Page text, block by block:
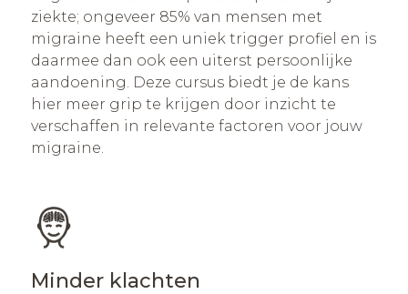
ziekte; ongeveer 85% van mensen met
migraine heeft een uniek trigger profiel en is
daarmee dan ook een uiterst persoonlijke
aandoening. Deze cursus biedt je de kans
hier meer grip te krijgen door inzicht te
verschaffen in relevante factoren voor jouw
migraine.
Minder klachten